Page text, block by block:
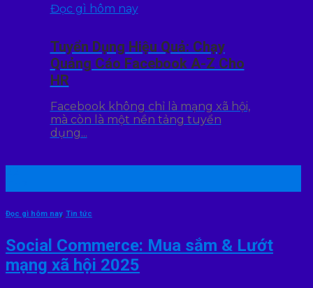
Đọc gì hôm nay
Tuyển Dụng Hiệu Quả: Chạy
Quảng Cáo Facebook A-Z Cho
HR
Facebook không chỉ là mạng xã hội,
mà còn là một nền tảng tuyển
dụng...
Đọc gì hôm nay, Tin tức
Social Commerce: Mua sắm & Lướt
mạng xã hội 2025